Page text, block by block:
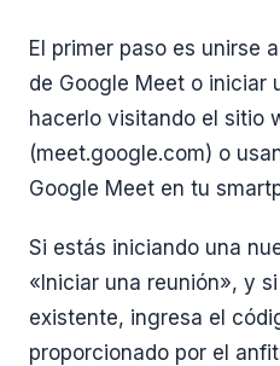
El primer paso es unirse
de Google Meet o iniciar
hacerlo visitando el sitio
(meet.google.com) o
Google Meet en tu
Si estás iniciando una
«Iniciar una reunión», y
existente, ingresa el
proporcionado por el